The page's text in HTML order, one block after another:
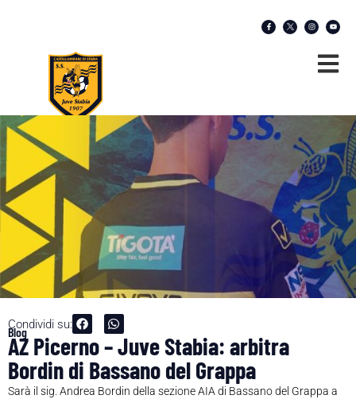
Condividi su:
Blog
AZ Picerno – Juve Stabia: arbitra
Bordin di Bassano del Grappa
Sarà il sig. Andrea Bordin della sezione AIA di Bassano del Grappa a